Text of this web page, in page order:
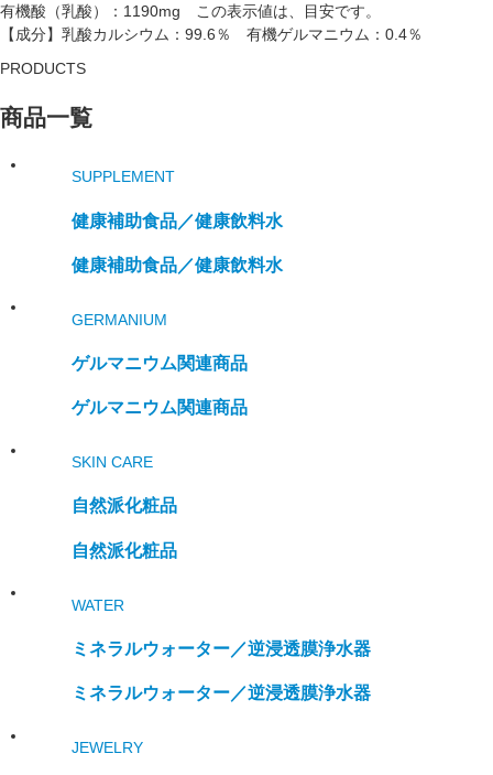
有機酸（乳酸）：1190mg この表示値は、目安です。
【成分】乳酸カルシウム：99.6％ 有機ゲルマニウム：0.4％
PRODUCTS
商品一覧
SUPPLEMENT
健康補助食品／健康飲料水
健康補助食品／健康飲料水
GERMANIUM
ゲルマニウム関連商品
ゲルマニウム関連商品
SKIN CARE
自然派化粧品
自然派化粧品
WATER
ミネラルウォーター／逆浸透膜浄水器
ミネラルウォーター／逆浸透膜浄水器
JEWELRY